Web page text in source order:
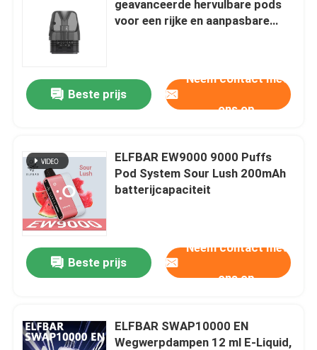
EPLUS Vape
Vape van de oude school
VAPORLAX Vape
ENVA damp
OKK VAPE
geavanceerde hervulbare pods
voor een rijke en aanpasbare
Beste prijs
Neem contact met
ons op
ELFBAR EW9000 9000 Puffs
Pod System Sour Lush 200mAh
batterijcapaciteit
Beste prijs
Neem contact met
ons op
ELFBAR SWAP10000 EN
Wegwerpdampen 12 ml E-Liquid,